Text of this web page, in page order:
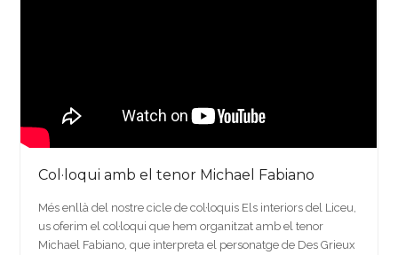
Col·loqui amb el tenor Michael Fabiano
Més enllà del nostre cicle de col·loquis Els interiors del Liceu,
us oferim el col·loqui que hem organitzat amb el tenor
Michael Fabiano, que interpreta el personatge de Des Grieux